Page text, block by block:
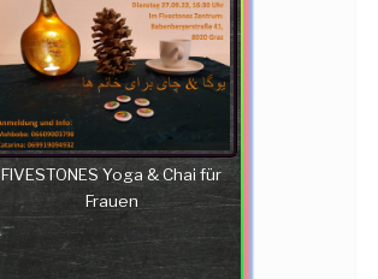
FIVESTONES Yoga & Chai für
Frauen